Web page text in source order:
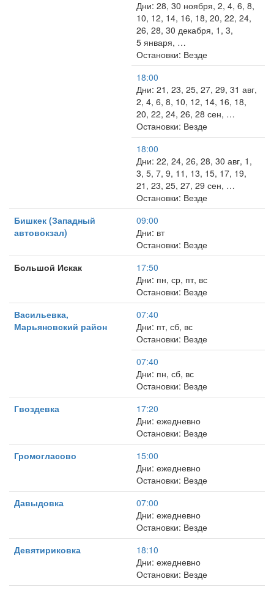
Дни: 28, 30 ноября, 2, 4, 6, 8,
10, 12, 14, 16, 18, 20, 22, 24,
26, 28, 30 декабря, 1, 3,
5 января, …
Остановки: Везде
18:00
Дни: 21, 23, 25, 27, 29, 31 авг,
2, 4, 6, 8, 10, 12, 14, 16, 18,
20, 22, 24, 26, 28 сен, …
Остановки: Везде
18:00
Дни: 22, 24, 26, 28, 30 авг, 1,
3, 5, 7, 9, 11, 13, 15, 17, 19,
21, 23, 25, 27, 29 сен, …
Остановки: Везде
Бишкек (Западный
автовокзал)
09:00
Дни: вт
Остановки: Везде
Большой Искак
17:50
Дни: пн, ср, пт, вс
Остановки: Везде
Васильевка,
Марьяновский район
07:40
Дни: пт, сб, вс
Остановки: Везде
07:40
Дни: пн, сб, вс
Остановки: Везде
Гвоздевка
17:20
Дни: ежедневно
Остановки: Везде
Громогласово
15:00
Дни: ежедневно
Остановки: Везде
Давыдовка
07:00
Дни: ежедневно
Остановки: Везде
Девятириковка
18:10
Дни: ежедневно
Остановки: Везде